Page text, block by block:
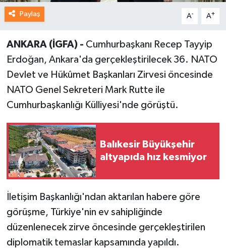
Paylaş A- A+
ANKARA (İGFA) - Cumhurbaşkanı Recep Tayyip
Erdoğan, Ankara'da gerçekleştirilecek 36. NATO
Devlet ve Hükûmet Başkanları Zirvesi öncesinde
NATO Genel Sekreteri Mark Rutte ile
Cumhurbaşkanlığı Külliyesi'nde görüştü.
Balıkesir Büyükşehir
altyapıda hız kesmiyor
İletişim Başkanlığı'ndan aktarılan habere göre
görüşme, Türkiye'nin ev sahipliğinde
düzenlenecek zirve öncesinde gerçekleştirilen
diplomatik temaslar kapsamında yapıldı.